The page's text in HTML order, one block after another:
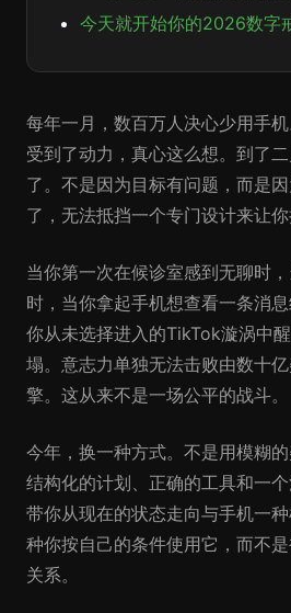
今天就开始你的2026数字
每年一月，数百万人决心少用手
受到了动力，真心这么想。到了
了。不是因为目标有问题，而是
了，无法抵挡一个专门设计来让你
当你第一次在候诊室感到无聊时
时，当你拿起手机想查看一条消
你从未选择进入的TikTok漩涡中
塌。意志力单独无法击败由数十
擎。这从来不是一场公平的战斗。
今年，换一种方式。不是用模糊
结构化的计划、正确的工具和一
带你从现在的状态走向与手机一
种你按自己的条件使用它，而不
关系。